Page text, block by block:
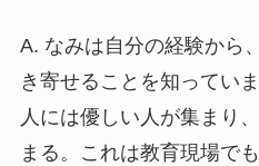
A. なみは自分の経験から
き寄せることを知ってい
人には優しい人が集まり
まる。これは教育現場で